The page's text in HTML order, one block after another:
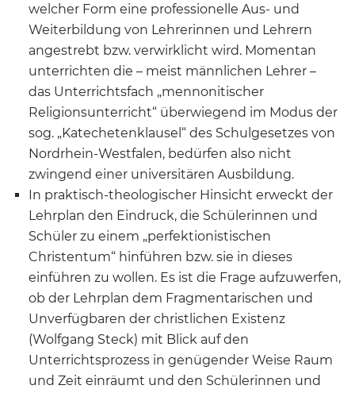
welcher Form eine professionelle Aus- und
Weiterbildung von Lehrerinnen und Lehrern
angestrebt bzw. verwirklicht wird. Momentan
unterrichten die – meist männlichen Lehrer –
das Unterrichtsfach „mennonitischer
Religionsunterricht“ überwiegend im Modus der
sog. „Katechetenklausel“ des Schulgesetzes von
Nordrhein-Westfalen, bedürfen also nicht
zwingend einer universitären Ausbildung.
In praktisch-theologischer Hinsicht erweckt der
Lehrplan den Eindruck, die Schülerinnen und
Schüler zu einem „perfektionistischen
Christentum“ hinführen bzw. sie in dieses
einführen zu wollen. Es ist die Frage aufzuwerfen,
ob der Lehrplan dem Fragmentarischen und
Unverfügbaren der christlichen Existenz
(Wolfgang Steck) mit Blick auf den
Unterrichtsprozess in genügender Weise Raum
und Zeit einräumt und den Schülerinnen und